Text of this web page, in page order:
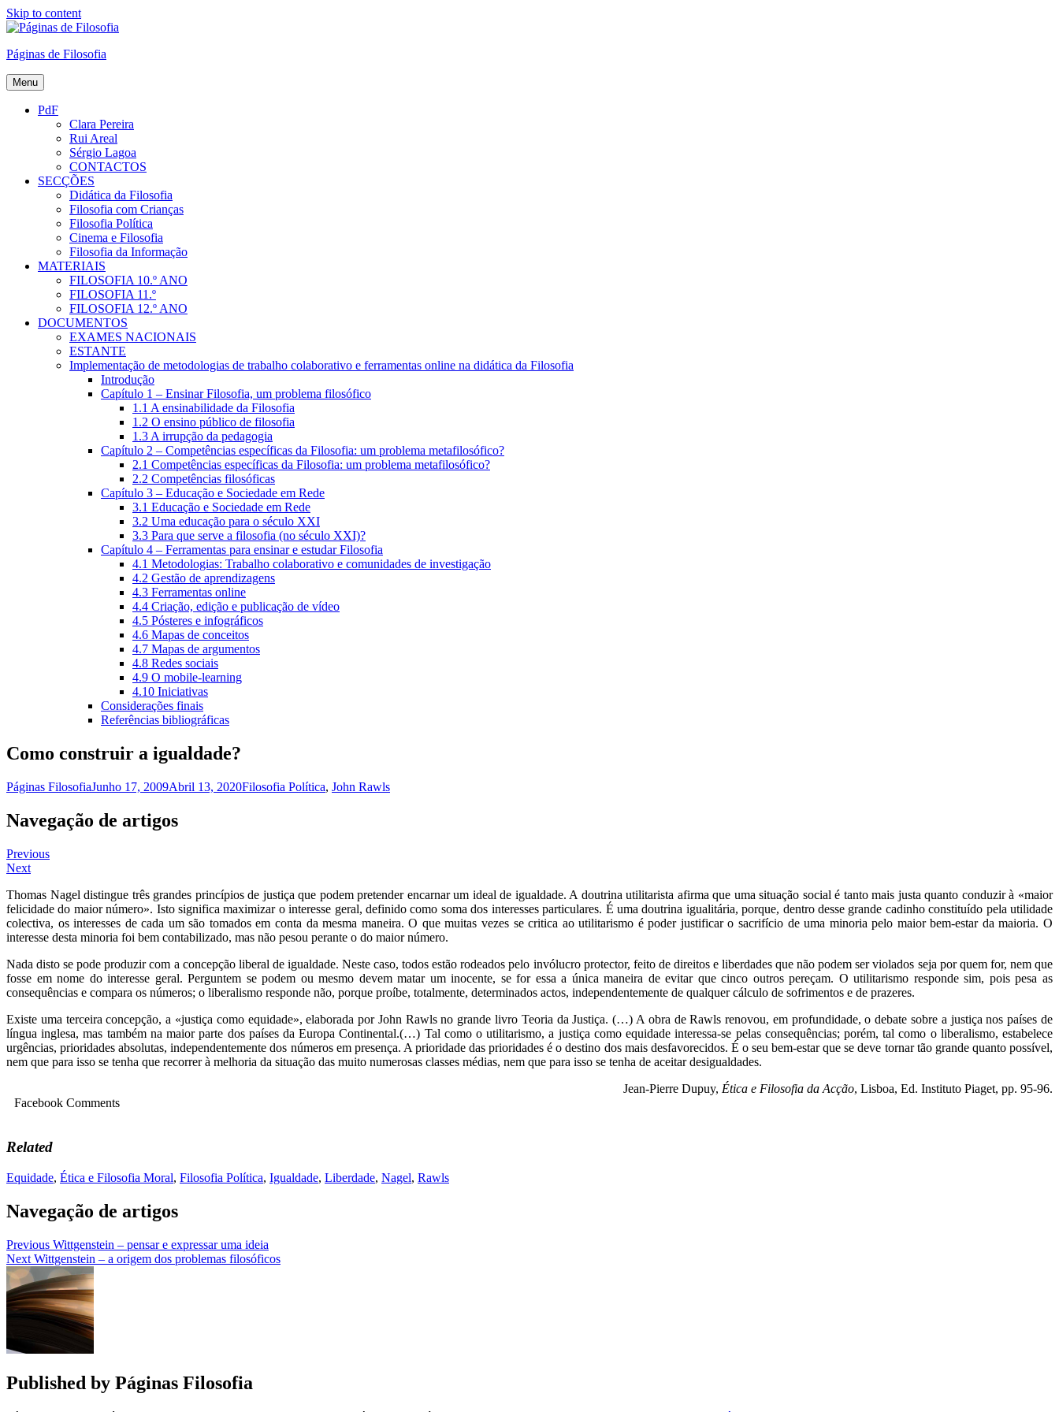
Skip to content
Páginas de Filosofia
Menu
PdF
Clara Pereira
Rui Areal
Sérgio Lagoa
CONTACTOS
SECÇÕES
Didática da Filosofia
Filosofia com Crianças
Filosofia Política
Cinema e Filosofia
Filosofia da Informação
MATERIAIS
FILOSOFIA 10.º ANO
FILOSOFIA 11.º
FILOSOFIA 12.º ANO
DOCUMENTOS
EXAMES NACIONAIS
ESTANTE
Implementação de metodologias de trabalho colaborativo e ferramentas online na didática da Filosofia
Introdução
Capítulo 1 – Ensinar Filosofia, um problema filosófico
1.1 A ensinabilidade da Filosofia
1.2 O ensino público de filosofia
1.3 A irrupção da pedagogia
Capítulo 2 – Competências específicas da Filosofia: um problema metafilosófico?
2.1 Competências específicas da Filosofia: um problema metafilosófico?
2.2 Competências filosóficas
Capítulo 3 – Educação e Sociedade em Rede
3.1 Educação e Sociedade em Rede
3.2 Uma educação para o século XXI
3.3 Para que serve a filosofia (no século XXI)?
Capítulo 4 – Ferramentas para ensinar e estudar Filosofia
4.1 Metodologias: Trabalho colaborativo e comunidades de investigação
4.2 Gestão de aprendizagens
4.3 Ferramentas online
4.4 Criação, edição e publicação de vídeo
4.5 Pósteres e infográficos
4.6 Mapas de conceitos
4.7 Mapas de argumentos
4.8 Redes sociais
4.9 O mobile-learning
4.10 Iniciativas
Considerações finais
Referências bibliográficas
Como construir a igualdade?
Páginas FilosofiaJunho 17, 2009Abril 13, 2020Filosofia Política, John Rawls
Navegação de artigos
Previous
Next
Thomas Nagel distingue três grandes princípios de justiça que podem pretender encarnar um ideal de igualdade. A doutrina utilitarista afirma que uma situação social é tanto mais justa quanto conduzir à «maior
felicidade do maior número». Isto significa maximizar o interesse geral, definido como soma dos interesses particulares. É uma doutrina igualitária, porque, dentro desse grande cadinho constituído pela utilidade
colectiva, os interesses de cada um são tomados em conta da mesma maneira. O que muitas vezes se critica ao utilitarismo é poder justificar o sacrifício de uma minoria pelo maior bem-estar da maioria. O
interesse desta minoria foi bem contabilizado, mas não pesou perante o do maior número.
Nada disto se pode produzir com a concepção liberal de igualdade. Neste caso, todos estão rodeados pelo invólucro protector, feito de direitos e liberdades que não podem ser violados seja por quem for, nem que
fosse em nome do interesse geral. Perguntem se podem ou mesmo devem matar um inocente, se for essa a única maneira de evitar que cinco outros pereçam. O utilitarismo responde sim, pois pesa as
consequências e compara os números; o liberalismo responde não, porque proíbe, totalmente, determinados actos, independentemente de qualquer cálculo de sofrimentos e de prazeres.
Existe uma terceira concepção, a «justiça como equidade», elaborada por John Rawls no grande livro Teoria da Justiça. (…) A obra de Rawls renovou, em profundidade, o debate sobre a justiça nos países de
língua inglesa, mas também na maior parte dos países da Europa Continental.(…) Tal como o utilitarismo, a justiça como equidade interessa-se pelas consequências; porém, tal como o liberalismo, estabelece
urgências, prioridades absolutas, independentemente dos números em presença. A prioridade das prioridades é o destino dos mais desfavorecidos. É o seu bem-estar que se deve tornar tão grande quanto possível,
nem que para isso se tenha que recorrer à melhoria da situação das muito numerosas classes médias, nem que para isso se tenha de aceitar desigualdades.
Jean-Pierre Dupuy, Ética e Filosofia da Acção, Lisboa, Ed. Instituto Piaget, pp. 95-96.
Facebook Comments
Related
Equidade, Ética e Filosofia Moral, Filosofia Política, Igualdade, Liberdade, Nagel, Rawls
Navegação de artigos
Previous Wittgenstein – pensar e expressar uma ideia
Next Wittgenstein – a origem dos problemas filosóficos
Published by Páginas Filosofia